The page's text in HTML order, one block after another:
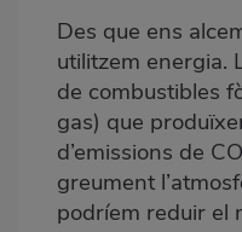
Des que ens
utilitzem energia.
de combustibles
gas) que
d’emissions de
greument
podríem reduir el